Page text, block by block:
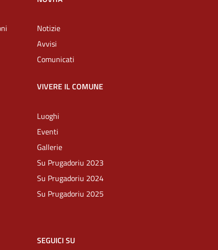
Notizie
Avvisi
Comunicati
VIVERE IL COMUNE
Luoghi
Eventi
Gallerie
Su Prugadoriu 2023
Su Prugadoriu 2024
Su Prugadoriu 2025
SEGUICI SU